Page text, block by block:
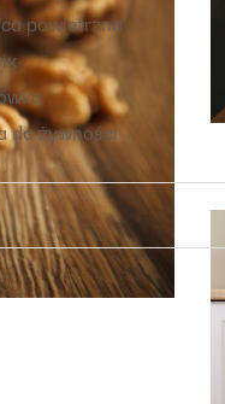
powietrzna
do żywności